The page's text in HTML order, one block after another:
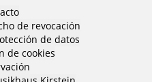
de revocación
de datos
de cookies